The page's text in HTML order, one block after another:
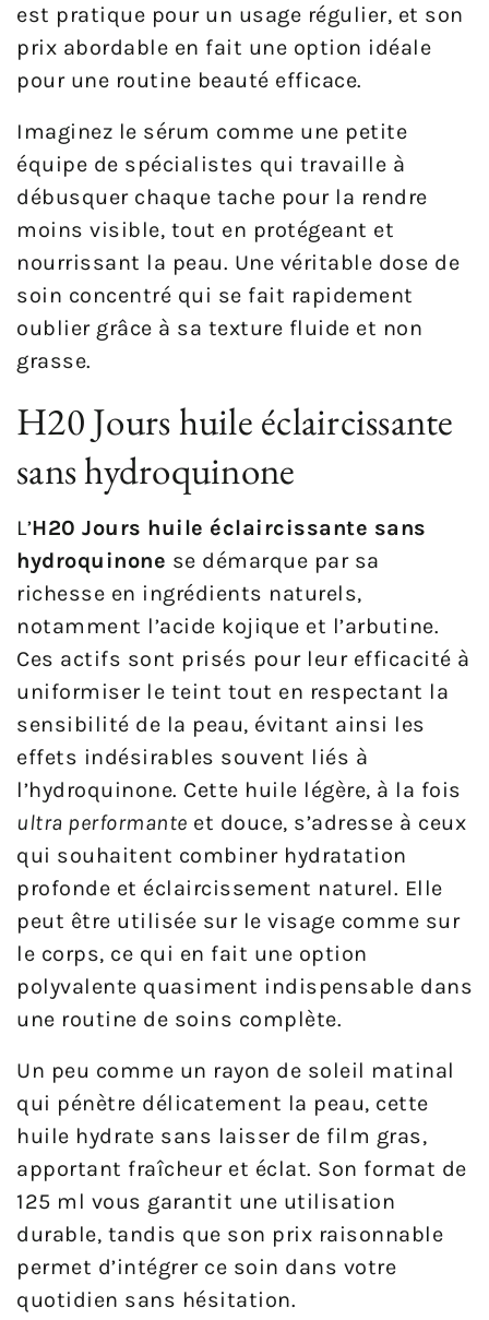
est pratique pour un usage régulier, et son
prix abordable en fait une option idéale
pour une routine beauté efficace.
Imaginez le sérum comme une petite
équipe de spécialistes qui travaille à
débusquer chaque tache pour la rendre
moins visible, tout en protégeant et
nourrissant la peau. Une véritable dose de
soin concentré qui se fait rapidement
oublier grâce à sa texture fluide et non
grasse.
H20 Jours huile éclaircissante
sans hydroquinone
L’H20 Jours huile éclaircissante sans
hydroquinone se démarque par sa
richesse en ingrédients naturels,
notamment l’acide kojique et l’arbutine.
Ces actifs sont prisés pour leur efficacité à
uniformiser le teint tout en respectant la
sensibilité de la peau, évitant ainsi les
effets indésirables souvent liés à
l’hydroquinone. Cette huile légère, à la fois
ultra performante et douce, s’adresse à ceux
qui souhaitent combiner hydratation
profonde et éclaircissement naturel. Elle
peut être utilisée sur le visage comme sur
le corps, ce qui en fait une option
polyvalente quasiment indispensable dans
une routine de soins complète.
Un peu comme un rayon de soleil matinal
qui pénètre délicatement la peau, cette
huile hydrate sans laisser de film gras,
apportant fraîcheur et éclat. Son format de
125 ml vous garantit une utilisation
durable, tandis que son prix raisonnable
permet d’intégrer ce soin dans votre
quotidien sans hésitation.